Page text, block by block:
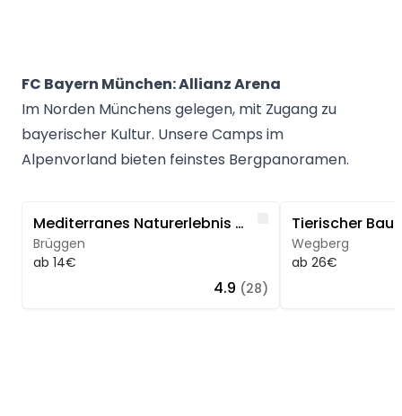
FC Bayern München: Allianz Arena
Im Norden Münchens gelegen, mit Zugang zu
bayerischer Kultur. Unsere Camps im
Alpenvorland bieten feinstes Bergpanoramen.
Mediterranes Naturerlebnis am Niederrhein
Brüggen
ab 14€
Like
4.9 (28)
Wegberg
ab 26€